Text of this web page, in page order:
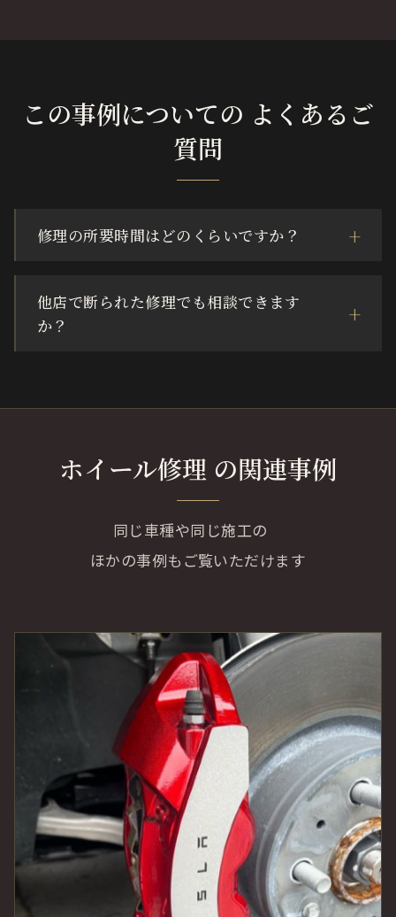
この事例についての よくあるご
質問
修理の所要時間はどのくらいですか？
他店で断られた修理でも相談できます
か？
ホイール修理 の関連事例
同じ車種や同じ施工の
ほかの事例もご覧いただけます